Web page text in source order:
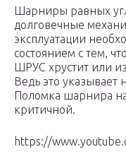
Шарниры равных
долговечные
эксплуатации
состоянием с тем,
ШРУС хрустит или
Ведь это указывает
Поломка шарнира на
критичной.
https://